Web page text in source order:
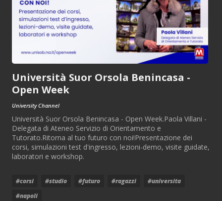
Università Suor Orsola Benincasa -
Open Week
University Channel
Università Suor Orsola Benincasa - Open Week.Paola Villani -
Delegata di Ateneo Servizio di Orientamento e
Tutorato.Ritorna al tuo futuro con noi!Presentazione dei
corsi, simulazioni test d'ingresso, lezioni-demo, visite guidate,
laboratori e workshop.
#corsi #studio #futuro #ragazzi
#universita
#napoli